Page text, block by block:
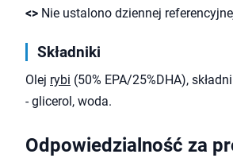
<> Nie ustalono dziennej
Składniki
Olej rybi (50% EPA/25%DHA),
- glicerol, woda.
Odpowiedzialność za